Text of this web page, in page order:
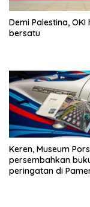
Demi Palestina, OKI
bersatu
Keren, Museum
persembahkan
peringatan di